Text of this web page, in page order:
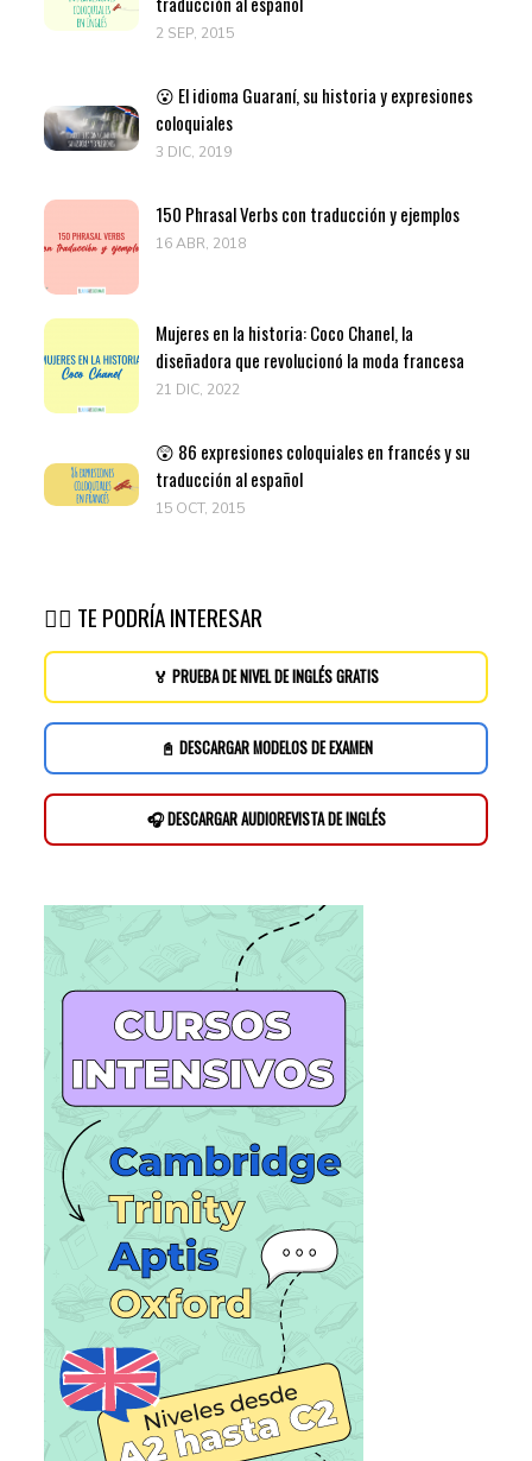
2 SEP, 2015
😮 El idioma Guaraní, su historia y expresiones
coloquiales
3 DIC, 2019
150 Phrasal Verbs con traducción y ejemplos
16 ABR, 2018
Mujeres en la historia: Coco Chanel, la
diseñadora que revolucionó la moda francesa
21 DIC, 2022
😲 86 expresiones coloquiales en francés y su
traducción al español
15 OCT, 2015
👉🏽 TE PODRÍA INTERESAR
🏅 PRUEBA DE NIVEL DE INGLÉS GRATIS
📓 DESCARGAR MODELOS DE EXAMEN
🎧 DESCARGAR AUDIOREVISTA DE INGLÉS